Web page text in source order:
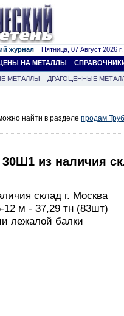
журнал Пятница, 07 Август 2026 г.
НА МЕТАЛЛЫ
МЕТАЛЛЫ
ДРАГОЦЕННЫЕ
найти в разделе продам
из наличия
склад г. Москва
м - 37,29 тн (83шт)
лежалой балки